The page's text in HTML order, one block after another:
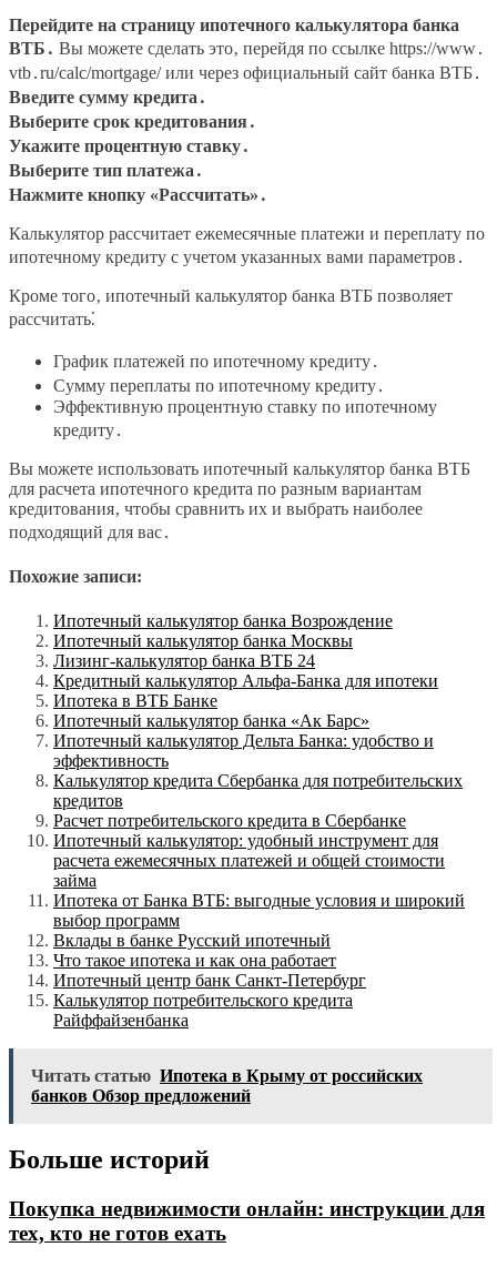
Перейдите на страницу ипотечного калькулятора банка
ВТБ․ Вы можете сделать это‚ перейдя по ссылке https://www․
vtb․ru/calc/mortgage/ или через официальный сайт банка ВТБ․
Введите сумму кредита․
Выберите срок кредитования․
Укажите процентную ставку․
Выберите тип платежа․
Нажмите кнопку «Рассчитать»․
Калькулятор рассчитает ежемесячные платежи и переплату по
ипотечному кредиту с учетом указанных вами параметров․
Кроме того‚ ипотечный калькулятор банка ВТБ позволяет
рассчитать⁚
График платежей по ипотечному кредиту․
Сумму переплаты по ипотечному кредиту․
Эффективную процентную ставку по ипотечному
кредиту․
Вы можете использовать ипотечный калькулятор банка ВТБ
для расчета ипотечного кредита по разным вариантам
кредитования‚ чтобы сравнить их и выбрать наиболее
подходящий для вас․
Похожие записи:
Ипотечный калькулятор банка Возрождение
Ипотечный калькулятор банка Москвы
Лизинг-калькулятор банка ВТБ 24
Кредитный калькулятор Альфа-Банка для ипотеки
Ипотека в ВТБ Банке
Ипотечный калькулятор банка «Ак Барс»
Ипотечный калькулятор Дельта Банка: удобство и
эффективность
Калькулятор кредита Сбербанка для потребительских
кредитов
Расчет потребительского кредита в Сбербанке
Ипотечный калькулятор: удобный инструмент для
расчета ежемесячных платежей и общей стоимости
займа
Ипотека от Банка ВТБ: выгодные условия и широкий
выбор программ
Вклады в банке Русский ипотечный
Что такое ипотека и как она работает
Ипотечный центр банк Санкт-Петербург
Калькулятор потребительского кредита
Райффайзенбанка
Читать статью Ипотека в Крыму от российских
банков Обзор предложений
Больше историй
Покупка недвижимости онлайн: инструкции для
тех, кто не готов ехать